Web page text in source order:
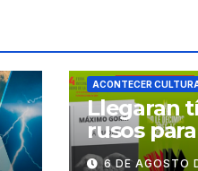
ACONTECER
Llegaran
rusos
6 DE AGOSTO